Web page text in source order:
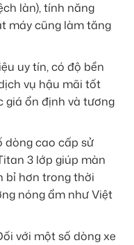
làn), tính năng
máy cũng làm tăng
uy tín, có độ bền
vụ hậu mãi tốt
giá ổn định và tương
dòng cao cấp sử
3 lớp giúp màn
bỉ hơn trong thời
nóng ẩm như Việt
với một số dòng xe